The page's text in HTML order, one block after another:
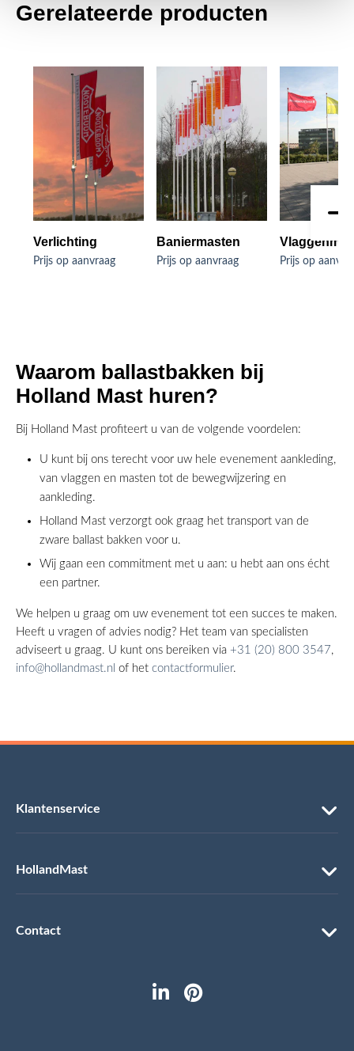
Gerelateerde producten
Verlichting
Prijs op aanvraag
Baniermasten
Prijs op aanvraag Prijs op
Waarom ballastbakken bij
Holland Mast huren?
Bij Holland Mast profiteert u van de volgende voordelen:
U kunt bij ons terecht voor uw hele evenement aankleding,
van vlaggen en masten tot de bewegwijzering en
aankleding.
Holland Mast verzorgt ook graag het transport van de
zware ballast bakken voor u.
Wij gaan een commitment met u aan: u hebt aan ons écht
een partner.
We helpen u graag om uw evenement tot een succes te maken.
Heeft u vragen of advies nodig? Het team van specialisten
adviseert u graag. U kunt ons bereiken via +31 (20) 800 3547,
info@hollandmast.nl of het contactformulier.
Klantenservice
HollandMast
Contact